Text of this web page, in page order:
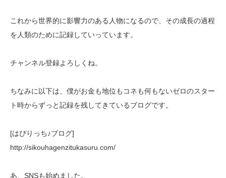
これから世界的に影響力のある人物になるので、その成長の過程
を人類のために記録していっています。
チャンネル登録よろしくね。
ちなみに以下は、僕がお金も地位もコネも何もないゼロのスター
ト時からずっと記録を残してきているブログです。
[はぴりっち♪ブログ]
http://sikouhagenzitukasuru.com/
あ、SNSも始めました。